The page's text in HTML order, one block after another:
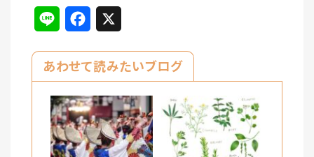
n
e
c
e
b
o
あわせて読みたいブログ